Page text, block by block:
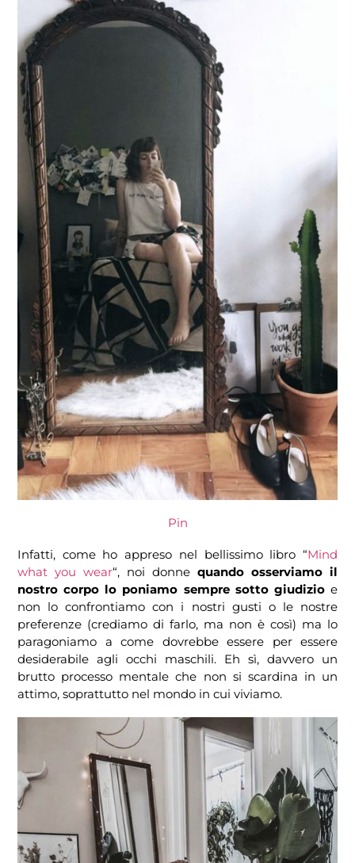
Pin
Infatti, come ho appreso nel bellissimo libro “Mind
what you wear“, noi donne quando osserviamo il
nostro corpo lo poniamo sempre sotto giudizioe
non lo confrontiamo con i nostri gusti o le nostre
preferenze (crediamo di farlo, ma non è così) ma lo
paragoniamo a come dovrebbe essere per essere
desiderabile agli occhi maschili. Eh sì, davvero un
brutto processo mentale che non si scardina in un
attimo, soprattutto nel mondo in cui viviamo.